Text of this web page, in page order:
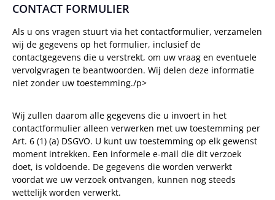
CONTACT FORMULIER
Als u ons vragen stuurt via het contactformulier, verzamelen
wij de gegevens op het formulier, inclusief de
contactgegevens die u verstrekt, om uw vraag en eventuele
vervolgvragen te beantwoorden. Wij delen deze informatie
niet zonder uw toestemming./p>
Wij zullen daarom alle gegevens die u invoert in het
contactformulier alleen verwerken met uw toestemming per
Art. 6 (1) (a) DSGVO. U kunt uw toestemming op elk gewenst
moment intrekken. Een informele e-mail die dit verzoek
doet, is voldoende. De gegevens die worden verwerkt
voordat we uw verzoek ontvangen, kunnen nog steeds
wettelijk worden verwerkt.